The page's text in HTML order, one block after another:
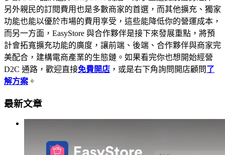
另外親民的訂閱費用也是多數商家的首選，而其他擴充、獨家
功能也能以優於市場的費用享受，這些能降低你的營運成本，
而另一方面，EasyStore 與合作夥伴是接下來發展重點，將預
計會拓寬擴充功能的廣度，讓前端、後端、合作夥伴與商家完
美配合，建構電商產業的生態鏈。如果看完你也想開始經營
D2C 通路，歡迎直接免費開店 ，或是右下角詢問開店顧問了
解方案 。
最新文章